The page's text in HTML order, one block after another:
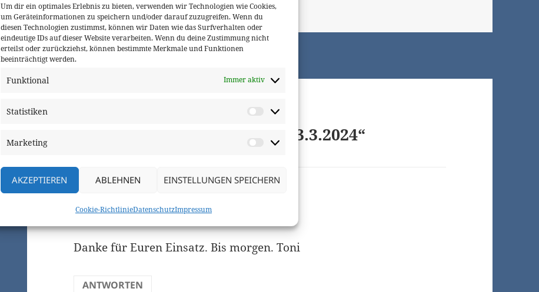
Um dir ein optimales Erlebnis zu bieten, verwenden wir Technologien wie Cookies,
um Geräteinformationen zu speichern und/oder darauf zuzugreifen. Wenn du
diesen Technologien zustimmst, können wir Daten wie das Surfverhalten oder
eindeutige IDs auf dieser Website verarbeiten. Wenn du deine Zustimmung nicht
erteilst oder zurückziehst, können bestimmte Merkmale und Funktionen
beeinträchtigt werden.
Funktional Immer aktiv
Statistiken
Statistiken
Marketing
Marketing
AKZEPTIEREN ABLEHNEN EINSTELLUNGEN SPEICHERN
Cookie-RichtlinieDatenschutzImpressum
am
Ein Gedanke zu „200er am 23.3.2024“
März 22, 2024 um 11:28 a.m. Uhr
Danke für Euren Einsatz. Bis morgen. Toni
ANTWORTEN